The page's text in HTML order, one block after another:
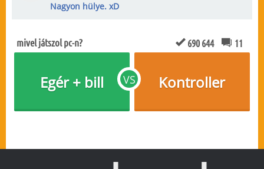
Nagyon hülye. xD
mivel játszol pc-n? 690 644 11
VS
Egér + bill Kontroller